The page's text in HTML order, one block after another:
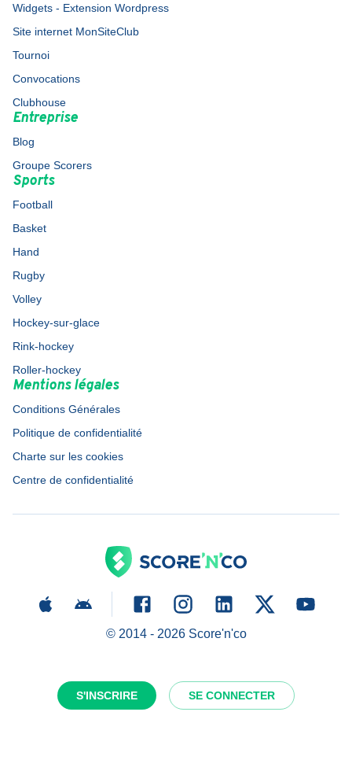
S'INSCRIRE SE CONNECTER
Widgets - Extension Wordpress
Site internet MonSiteClub
Tournoi
Convocations
Clubhouse
Entreprise
Blog
Groupe Scorers
Sports
Football
Basket
Hand
Rugby
Volley
Hockey-sur-glace
Rink-hockey
Roller-hockey
Mentions légales
Conditions Générales
Politique de confidentialité
Charte sur les cookies
Centre de confidentialité
© 2014 - 2026Score'n'co